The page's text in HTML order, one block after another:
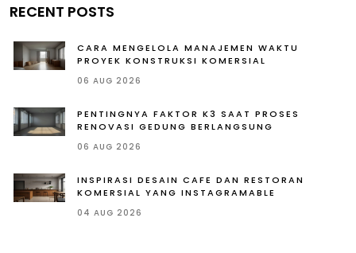
RECENT POSTS
CARA MENGELOLA MANAJEMEN WAKTU
PROYEK KONSTRUKSI KOMERSIAL
06 AUG 2026
PENTINGNYA FAKTOR K3 SAAT PROSES
RENOVASI GEDUNG BERLANGSUNG
06 AUG 2026
INSPIRASI DESAIN CAFE DAN RESTORAN
KOMERSIAL YANG INSTAGRAMABLE
04 AUG 2026